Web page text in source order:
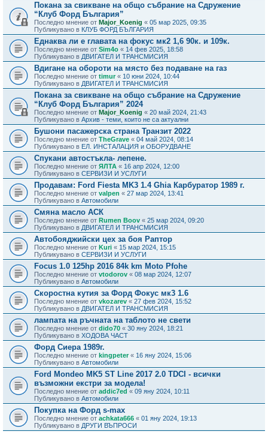
Покана за свикване на общо събрание на Сдружение
“Клуб Форд България”
Последно мнение от Major_Koenig « 05 мар 2025, 09:35
Публикувано в КЛУБ ФОРД БЪЛГАРИЯ
Еднаква ли е главата на фокус мк2 1,6 90к. и 109к.
Последно мнение от Sim4o « 14 фев 2025, 18:58
Публикувано в ДВИГАТЕЛ И ТРАНСМИСИЯ
Вдигане на обороти на място без подаване на газ
Последно мнение от timur« 10 юни 2024, 10:44
Публикувано в ДВИГАТЕЛ И ТРАНСМИСИЯ
Покана за свикване на общо събрание на Сдружение
“Клуб Форд България” 2024
Последно мнение от Major_Koenig « 20 май 2024, 21:43
Публикувано в Архив - теми, които не са актуални
Бушони пасажерска страна Транзит 2022
Последно мнение от TheGrave « 04 май 2024, 08:14
Публикувано в ЕЛ. ИНСТАЛАЦИЯ и ОБОРУДВАНЕ
Спукани автостъкла- лепене.
Последно мнение от ЯЛТА « 16 апр 2024, 12:00
Публикувано в СЕРВИЗИ И УСЛУГИ
Продавам: Ford Fiesta MK3 1.4 Ghia Карбуратор 1989 г.
Последно мнение от valpen « 27 мар 2024, 13:41
Публикувано в Автомобили
Смяна масло АСК
Последно мнение от Rumen Boov « 25 мар 2024, 09:20
Публикувано в ДВИГАТЕЛ И ТРАНСМИСИЯ
Автобояджийски цех за боя Раптор
Последно мнение от Kuri « 15 мар 2024, 15:15
Публикувано в СЕРВИЗИ И УСЛУГИ
Focus 1.0 125hp 2016 84k km Moto Pfohe
Последно мнение от vtodorov « 08 мар 2024, 12:07
Публикувано в Автомобили
Скоростна кутия за Форд Фокус мк3 1.6
Последно мнение от vkozarev « 27 фев 2024, 15:52
Публикувано в ДВИГАТЕЛ И ТРАНСМИСИЯ
лампата на ръчната на таблото не свети
Последно мнение от dido70 « 30 яну 2024, 18:21
Публикувано в ХОДОВА ЧАСТ
Форд Сиера 1989г.
Последно мнение от kingpeter« 16 яну 2024, 15:06
Публикувано в Автомобили
Ford Mondeo MK5 ST Line 2017 2.0 TDCI - всички
възможни екстри за модела!
Последно мнение от addic7ed « 09 яну 2024, 10:11
Публикувано в Автомобили
Покупка на Форд s-max
Последно мнение от achkata666 « 01 яну 2024, 19:13
Публикувано в ДРУГИ ВЪПРОСИ